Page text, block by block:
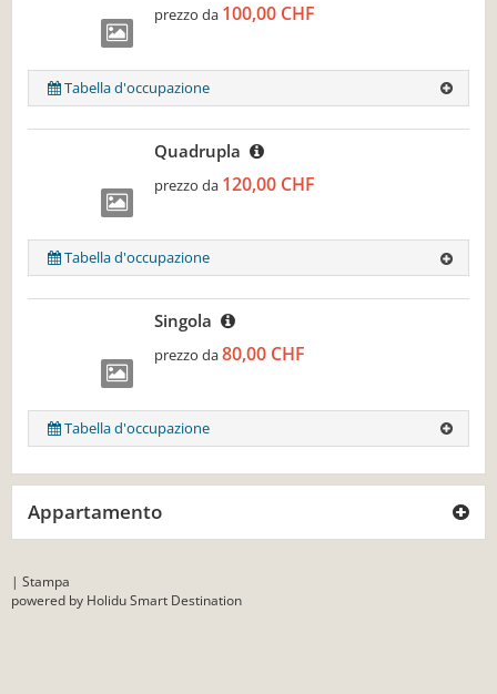
prezzo da 100,00 CHF
Tabella d'occupazione
Quadrupla
prezzo da 120,00 CHF
Tabella d'occupazione
Singola
prezzo da80,00 CHF
Tabella d'occupazione
Appartamento
| Stampa
powered by Holidu Smart Destination